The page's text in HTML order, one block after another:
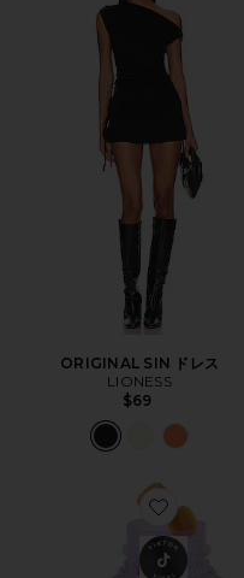
ORIGINAL SIN ドレス
LIONESS
$69
Favorite